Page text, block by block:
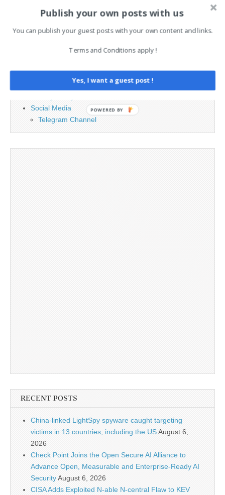
PAGES
Legal and Contact information
Opt-out preferences
Social Media
Telegram Channel
RECENT POSTS
China-linked LightSpy spyware caught targeting
victims in 13 countries, including the USAugust 6,
2026
Check Point Joins the Open Secure AI Alliance to
Advance Open, Measurable and Enterprise-Ready AI
SecurityAugust 6, 2026
CISA Adds Exploited N-able N-central Flaw to KEV
Publish your own posts with us
You can publish your guest posts with your own content and links.
Terms and Conditions apply !
Yes, I want a guest post !
POWERED BY